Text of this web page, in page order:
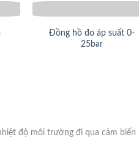
Đồng hồ đo áp suất 0-
25bar
độ môi trường đi qua cảm biến